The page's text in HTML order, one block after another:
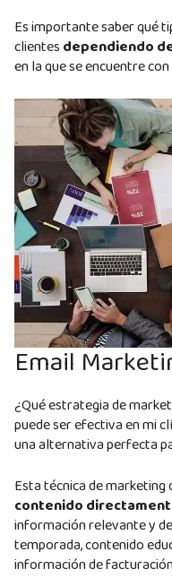
Es importante saber qué
clientes dependiendo
en la que se encuentre
Email
¿Qué estrategia de
puede ser efectiva en mi
una alternativa perfecta
Esta técnica de
contenido
información relevante y
temporada, contenido
información de